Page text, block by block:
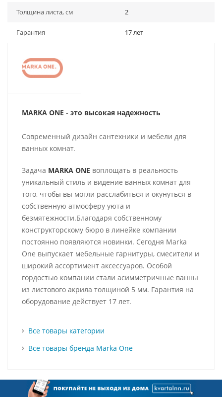
Толщина листа, см 2
Гарантия 17 лет
MARKA ONE - это высокая надежность
Современный дизайн сантехники и мебели для
ванных комнат.
Задача MARKA ONE воплощать в реальность
уникальный стиль и видение ванных комнат для
того, чтобы вы могли расслабиться и окунуться в
собственную атмосферу уюта и
безмятежности.Благодаря собственному
конструкторскому бюро в линейке компании
постоянно появляются новинки. Сегодня Marka
One выпускает мебельные гарнитуры, смесители и
широкий ассортимент аксессуаров. Особой
гордостью компании стали асимметричные ванны
из листового акрила толщиной 5 мм. Гарантия на
оборудование действует 17 лет.
Все товары категории
Все товары бренда Marka One